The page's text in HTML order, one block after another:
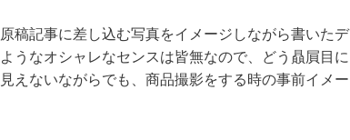
稿記事に差し込む写真をイメージしながら書いたデ
うなオシャレなセンスは皆無なので、どう贔屓目に
えないながらでも、商品撮影をする時の事前イメー